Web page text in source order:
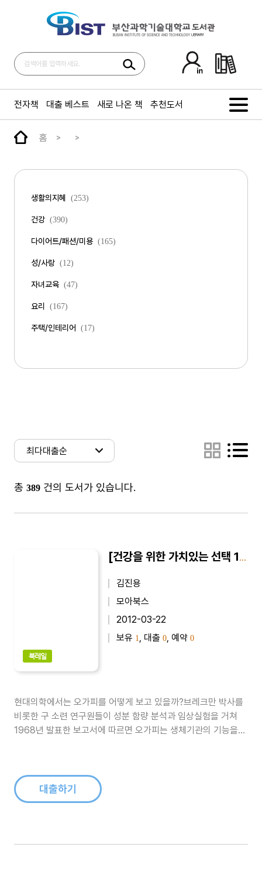
전자책 대출 베스트 새로 나온 책 추천도서
홈
생활의지혜 (253)
건강 (390)
다이어트/패션/미용 (165)
성/사랑 (12)
자녀교육 (47)
요리 (167)
주택/인테리어 (17)
총 389 건의 도서가 있습니다.
북레일
[건강을 위한 가치있는 선택 12] 오가피, 내 몸을 살린다
김진용
모아북스
2012-03-22
보유 1 , 대출 0 , 예약 0
현대의학에서는 오가피를 어떻게 보고 있을까?브레크만 박사를
비롯한 구 소련 연구원들이 성분 함량 분석과 임상실험을 거쳐
1968년 발표한 보고서에 따르면 오가피는 생체기관의 기능을
종에서 주요 물질인 에로테..
대출하기